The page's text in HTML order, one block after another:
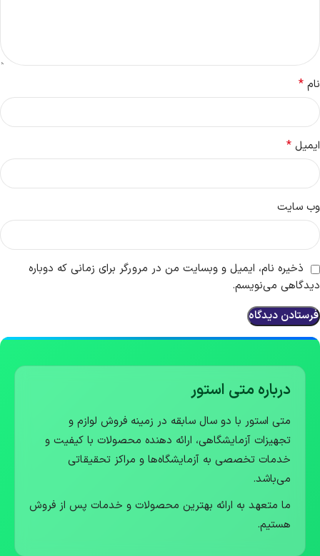
نام *
ایمیل *
وب‌ سایت
ذخیره نام، ایمیل و وبسایت من در مرورگر برای زمانی که دوباره
دیدگاهی می‌نویسم.
درباره متی استور
متی استور با دو سال سابقه در زمینه فروش لوازم و
تجهیزات آزمایشگاهی، ارائه دهنده محصولات با کیفیت و
خدمات تخصصی به آزمایشگاه‌ها و مراکز تحقیقاتی
می‌باشد.
ما متعهد به ارائه بهترین محصولات و خدمات پس از فروش
هستیم.